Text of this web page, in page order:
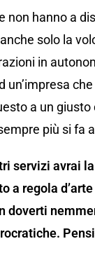
non hanno a
solo la
in
un’impresa
a un giusto
più si fa
servizi avrai
a regola
doverti